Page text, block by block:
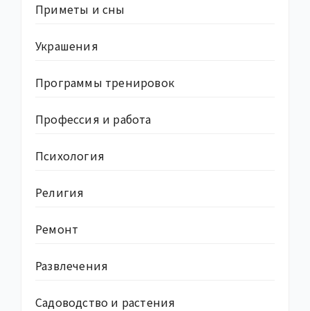
Приметы и сны
Украшения
Программы тренировок
Профессия и работа
Психология
Религия
Ремонт
Развлечения
Садоводство и растения